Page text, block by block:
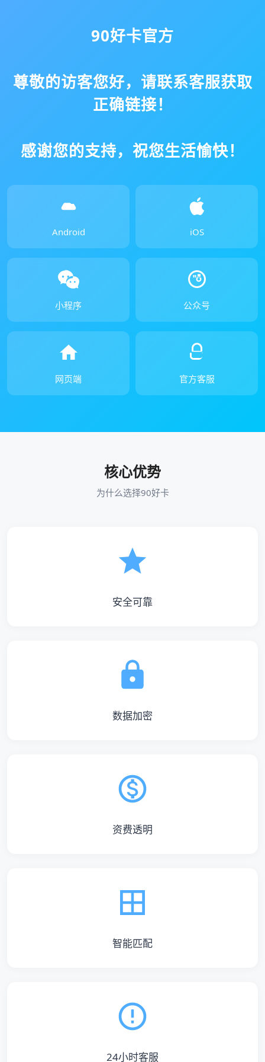
90好卡官方
尊敬的访客您好，请联系客服获取
正确链接！
感谢您的支持，祝您生活愉快！
Android iOS
小程序 公众号
网页端 官方客服
核心优势
为什么选择90好卡
安全可靠
数据加密
资费透明
智能匹配
24小时客服